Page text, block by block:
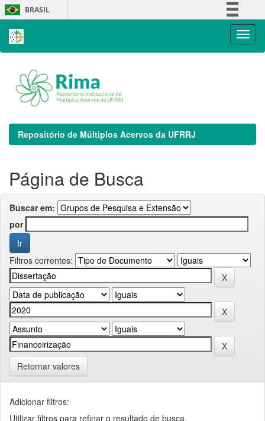
Skip
navigation
BRASIL
Repositório de Múltiplos Acervos da UFRRJ
Página de Busca
Buscar em:
por
Filtros correntes:
Retornar valores
Adicionar filtros:
Utilizar filtros para refinar o resultado de busca.